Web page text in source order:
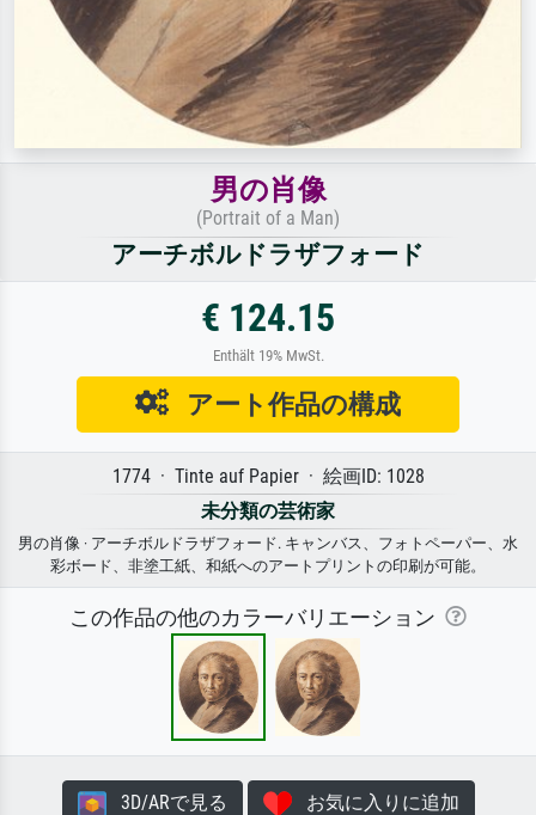
男の肖像
(Portrait of a Man)
アーチボルドラザフォード
€ 124.15
Enthält 19% MwSt.
アート作品の構成
1774 · Tinte auf Papier · 絵画ID: 1028
未分類の芸術家
男の肖像 · アーチボルドラザフォード. キャンバス、フォトペーパー、水
彩ボード、非塗工紙、和紙へのアートプリントの印刷が可能。
この作品の他のカラーバリエーション
3D/ARで見る お気に入りに追加